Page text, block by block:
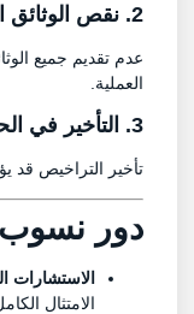
عدم تقديم جميع
العملية.
تأخير التراخيص قد
دور نسوب
الاستشارات
الامتثال